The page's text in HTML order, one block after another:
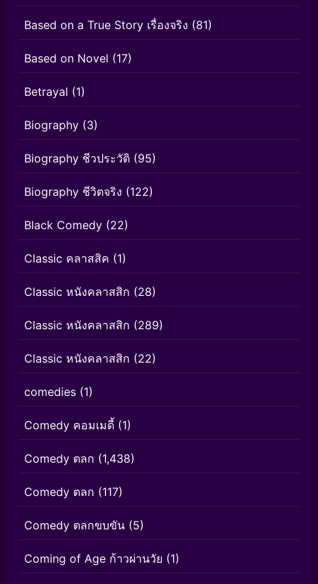
Based on a True Story เรื่องจริง (81)
Based on Novel (17)
Betrayal (1)
Biography (3)
Biography ชีวประวัติ (95)
Biography ชีวิตจริง (122)
Black Comedy (22)
Classic คลาสสิค (1)
Classic หนังคลาสสิก (28)
Classic หนังคลาสสิก (289)
Classic หนังคลาสสิก (22)
comedies (1)
Comedy คอมเมดี้ (1)
Comedy ตลก (1,438)
Comedy ตลก (117)
Comedy ตลกขบขัน (5)
Coming of Age ก้าวผ่านวัย (1)